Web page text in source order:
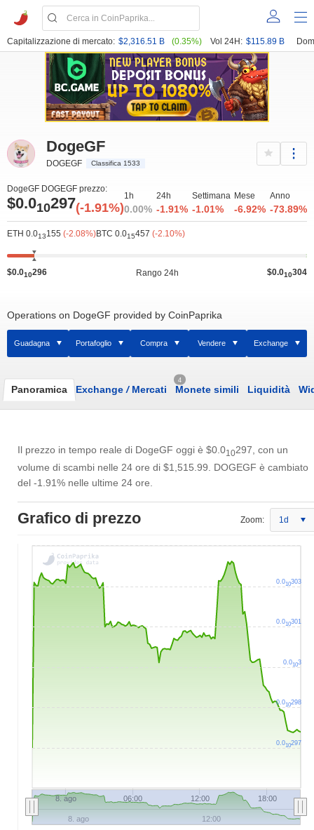
Capitalizzazione di mercato: $2,316.51 B (0.35%) Vol 24H: $115.89 B
DogeGF
DOGEGF Classifica 1533
DogeGF DOGEGF prezzo:
$0.010297(-1.91%)
1h
0.00%
24h
-1.91%
Settimana
-1.01%
Mese
-6.92%
Anno
-73.89%
ETH 0.013155 (-2.08%)BTC 0.015457 (-2.10%)
$0.010296 Rango 24h $0.010304
Operations on DogeGF provided by CoinPaprika
Guadagna Portafoglio Compra Vendere Exchange
Panoramica Exchange /Mercati
4
Monete simili Liquidità
Il prezzo in tempo reale di DogeGF oggi è $0.010297 , con un
volume di scambi nelle 24 ore di $1,515.99 . DOGEGF è cambiato
del -1.91% nelle ultime 24 ore.
Grafico di prezzo Zoom: 1d
8. ago 06:00 12:00 18:00
8. ago 12:00
0.010297
0.010298
0.0103
0.010301
0.010303